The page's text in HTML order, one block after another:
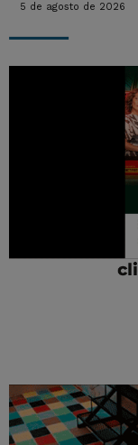
5 de agosto de 2026